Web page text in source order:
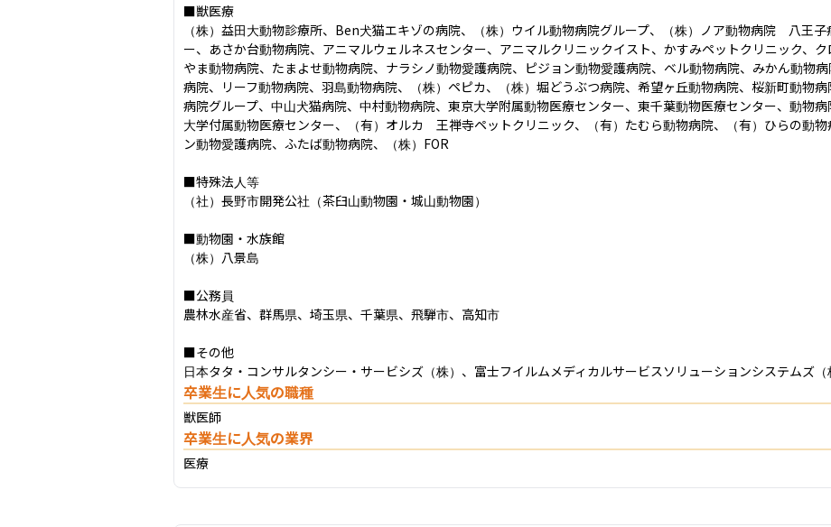
■獣医療
（株）益田大動物診療所、Ben犬猫エキゾの病院、（株）ウイル動物病院グループ、（株）ノア動物病院　八王
ー、あさか台動物病院、アニマルウェルネスセンター、アニマルクリニックイスト、かすみペットクリニック、
やま動物病院、たまよせ動物病院、ナラシノ動物愛護病院、ピジョン動物愛護病院、ベル動物病院、みかん動物
病院、リーフ動物病院、羽島動物病院、（株）ペピカ、（株）堀どうぶつ病院、希望ヶ丘動物病院、桜新町動物
病院グループ、中山犬猫病院、中村動物病院、東京大学附属動物医療センター、東千葉動物医療センター、動物
大学付属動物医療センター、（有）オルカ　王禅寺ペットクリニック、（有）たむら動物病院、（有）ひらの動
ン動物愛護病院、ふたば動物病院、（株）FOR
■特殊法人等
（社）長野市開発公社（茶臼山動物園・城山動物園）
■動物園・水族館
（株）八景島
■公務員
農林水産省、群馬県、埼玉県、千葉県、飛騨市、高知市
■その他
日本タタ・コンサルタンシー・サービシズ（株）、富士フイルムメディカルサービスソリューションシステムズ（
卒業生に人気の職種
獣医師
卒業生に人気の業界
医療